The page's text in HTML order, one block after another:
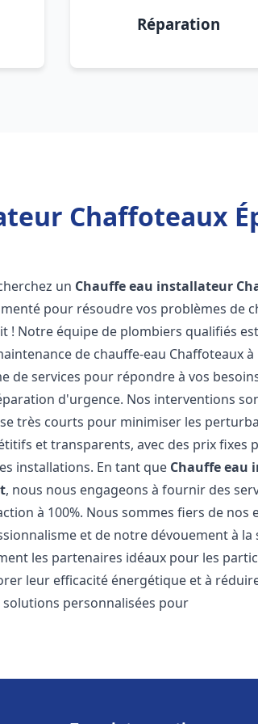
Réparation
Chaffoteaux
un Chauffe eau installateur
pour résoudre vos problèmes de
! Notre équipe de plombiers qualifiés
de chauffe-eau Chaffoteaux à
de services pour répondre à vos
d'urgence. Nos interventions
très courts pour minimiser les
et transparents, avec des prix fixes
installations. En tant que Chauffe eau
, nous nous engageons à fournir des
à 100%. Nous sommes fiers de
et de notre dévouement à
les partenaires idéaux pour les
leur efficacité énergétique et à
solutions personnalisées pour